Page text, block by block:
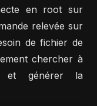
en root sur
relevée sur
de fichier de
chercher à
et générer la